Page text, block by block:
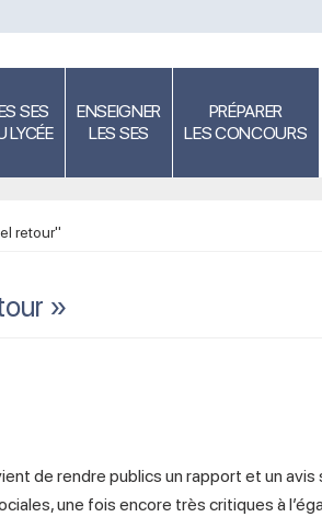
SES
LYCÉE
ENSEIGNER
LES SES
PRÉPARER
LES CONCOURS
retour"
»
de rendre publics un rapport et un avis
une fois encore très critiques à